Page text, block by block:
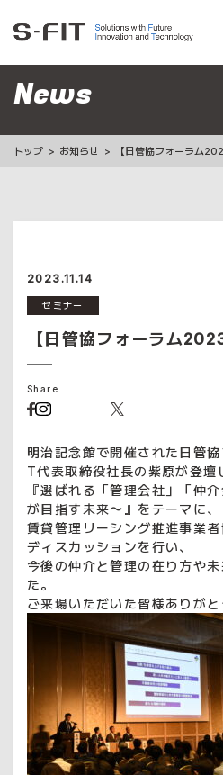
News
トップ お知らせ 【日管協フォーラム
2023.11.14
セミナー
【日管協フォーラム
Share
明治記念館で開催された日管
T代表取締役社長の紫原が登壇
『選ばれる「管理会社」「仲
が目指す未来〜』をテーマに、
賃貸管理リーシング推進事業
ディスカッションを行い、
今後の仲介と管理の在り方や
た。
ご来場いただいた皆様ありがと